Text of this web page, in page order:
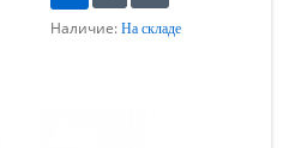
Наличие: На складе